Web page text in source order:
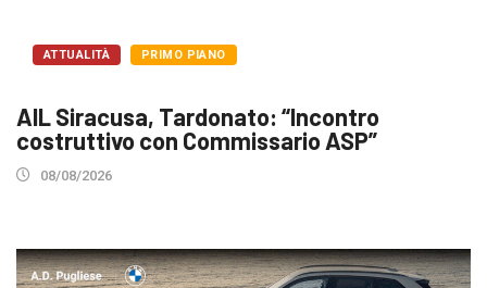
ATTUALITÀ PRIMO PIANO
AIL Siracusa, Tardonato: “Incontro
costruttivo con Commissario ASP”
08/08/2026